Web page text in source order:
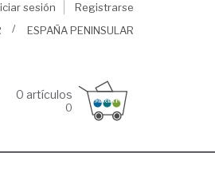
sesión
Registrarse
ESPAÑA PENINSULAR
0 artículos
0